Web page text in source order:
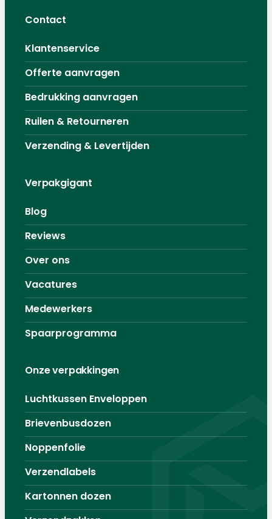
Contact
Klantenservice
Offerte aanvragen
Bedrukking aanvragen
Ruilen & Retourneren
Verzending & Levertijden
Verpakgigant
Blog
Reviews
Over ons
Vacatures
Medewerkers
Spaarprogramma
Onze verpakkingen
Luchtkussen Enveloppen
Brievenbusdozen
Noppenfolie
Verzendlabels
Kartonnen dozen